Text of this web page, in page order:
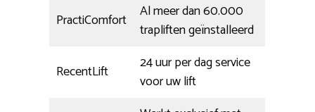
PractiComfort
Al meer dan 60.000
trapliften geïnstalleerd
RecentLift
24 uur per dag service
voor uw lift